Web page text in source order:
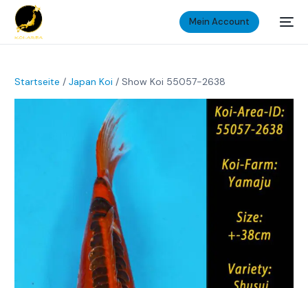
Mein Account
Startseite /Japan Koi / Show Koi 55057-2638